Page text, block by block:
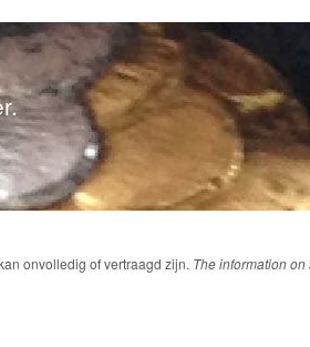
onvolledig of vertraagd zijn. The information